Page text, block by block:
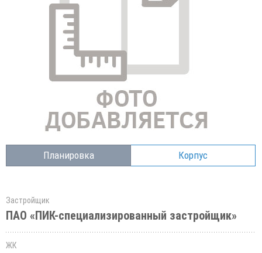
Планировка Корпус
Застройщик
ПАО «ПИК-специализированный застройщик»
ЖК